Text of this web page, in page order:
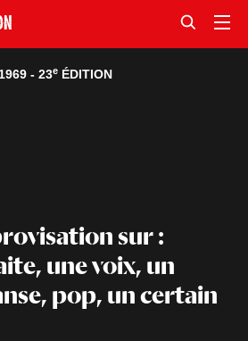
- 23eÉDITION
sur :
une voix, un
pop, un certain